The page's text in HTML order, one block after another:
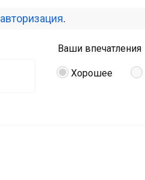
авторизация.
Ваши впечатления
Хорошее